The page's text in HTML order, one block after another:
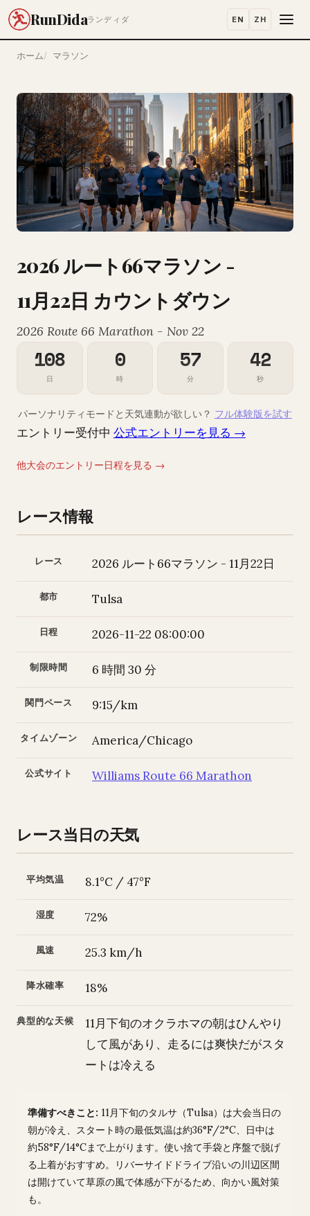
RunDidaランディダ EN ZH
ホーム マラソン
2026 ルート66マラソン -
11月22日 カウントダウン
2026 Route 66 Marathon - Nov 22
108
日
0
時
57
分
41
秒
パーソナリティモードと天気連動が欲しい？ フル体験版を試す
エントリー受付中 公式エントリーを見る →
他大会のエントリー日程を見る →
レース情報
レース 2026 ルート66マラソン - 11月22日
都市 Tulsa
日程 2026-11-22 08:00:00
制限時間 6 時間 30 分
関門ペース 9:15/km
タイムゾーン America/Chicago
公式サイト Williams Route 66 Marathon
レース当日の天気
平均気温 8.1°C / 47°F
湿度 72%
風速 25.3 km/h
降水確率 18%
典型的な天候
11月下旬のオクラホマの朝はひんやり
して風があり、走るには爽快だがスタ
ートは冷える
準備すべきこと: 11月下旬のタルサ（Tulsa）は大会当日の
朝が冷え、スタート時の最低気温は約36°F/2°C、日中は
約58°F/14°Cまで上がります。使い捨て手袋と序盤で脱げ
る上着がおすすめ。リバーサイドドライブ沿いの川辺区間
は開けていて草原の風で体感が下がるため、向かい風対策
も。